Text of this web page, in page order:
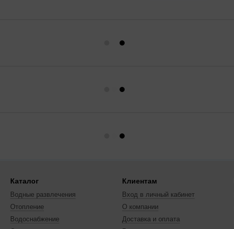
Каталог
Водные развлечения
Отопление
Водоснабжение
Клиентам
Вход в личный кабинет
О компании
Доставка и оплата